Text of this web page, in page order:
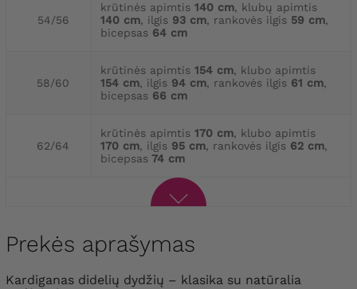
54/56
krūtinės apimtis 140 cm, klubų apimtis
140 cm, ilgis 93 cm, rankovės ilgis 59 cm,
bicepsas 64 cm
58/60
krūtinės apimtis 154 cm, klubo apimtis
154 cm, ilgis 94 cm, rankovės ilgis 61 cm,
bicepsas 66 cm
62/64
krūtinės apimtis 170 cm, klubo apimtis
170 cm, ilgis 95 cm, rankovės ilgis 62 cm,
bicepsas 74 cm
Prekės aprašymas
kardiganas didelių dydžių – klasika su natūralia